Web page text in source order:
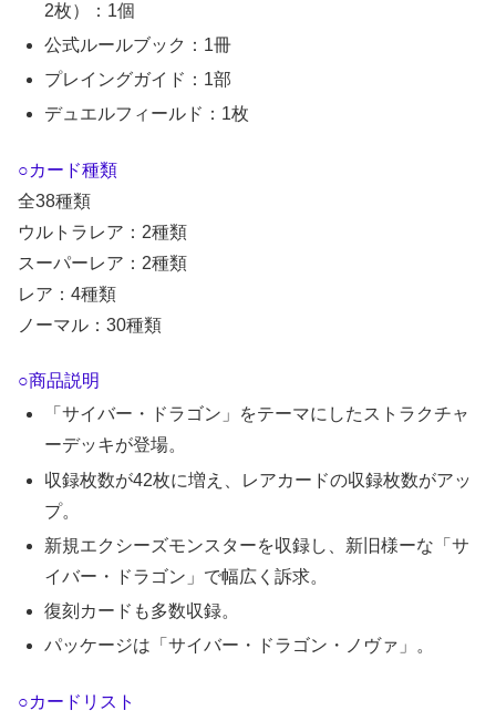
2枚）：1個
公式ルールブック：1冊
プレイングガイド：1部
デュエルフィールド：1枚
○カード種類
全38種類
ウルトラレア：2種類
スーパーレア：2種類
レア：4種類
ノーマル：30種類
○商品説明
「サイバー・ドラゴン」をテーマにしたストラクチャ
ーデッキが登場。
収録枚数が42枚に増え、レアカードの収録枚数がアッ
プ。
新規エクシーズモンスターを収録し、新旧様ーな「サ
イバー・ドラゴン」で幅広く訴求。
復刻カードも多数収録。
パッケージは「サイバー・ドラゴン・ノヴァ」。
○カードリスト